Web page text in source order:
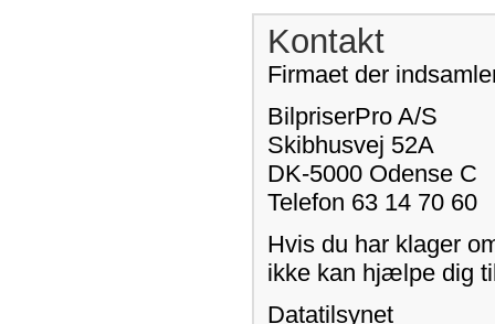
Kontakt
Firmaet der
BilpriserPro A/S
Skibhusvej 52A
DK-5000 Odense C
Telefon 63 14 70 60
Hvis du har klager
ikke kan hjælpe dig
Datatilsynet